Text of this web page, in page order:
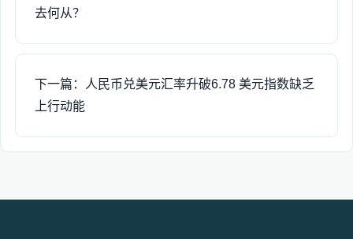
去何从？
下一篇：人民币兑美元汇率升破6.78 美元指数缺乏
上行动能